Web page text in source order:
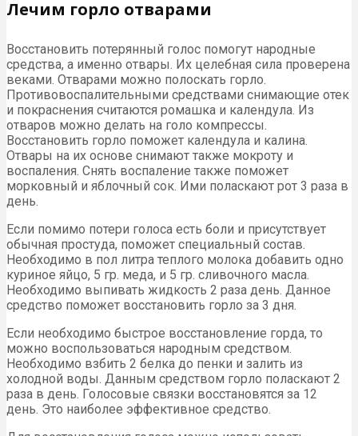
Лечим горло отварами
Восстановить потерянный голос помогут народные
средства, а именно отвары. Их целебная сила проверена
веками. Отварами можно полоскать горло.
Противовоспалительными средствами снимающие отек
и покраснения считаются ромашка и календула. Из
отваров можно делать на голо компрессы.
Восстановить горло поможет календула и калина.
Отвары на их основе снимают также мокроту и
воспаления. Снять воспаление также поможет
морковный и яблочный сок. Ими поласкают рот 3 раза в
день.
Если помимо потери голоса есть боли и присутствует
обычная простуда, поможет специальный состав.
Необходимо в пол литра теплого молока добавить одно
куриное яйцо, 5 гр. меда, и 5 гр. сливочного масла.
Необходимо выпивать жидкость 2 раза день. Данное
средство поможет восстановить горло за 3 дня.
Если необходимо быстрое восстановление горда, то
можно воспользоваться народным средством.
Необходимо взбить 2 белка до пенки и залить из
холодной воды. Данным средством горло поласкают 2
раза в день. Голосовые связки восстановятся за 12
день. Это наиболее эффективное средство.